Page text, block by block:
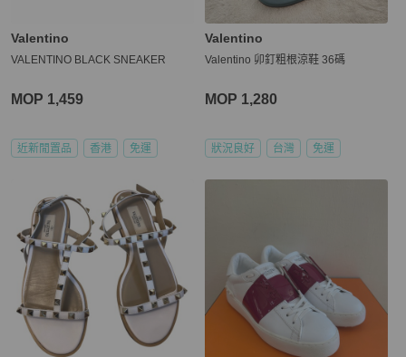
Valentino
VALENTINO BLACK SNEAKER
MOP 1,459
近新閒置品 香港 免運
Valentino
Valentino 卯釘粗根涼鞋 36碼
MOP 1,280
狀況良好 台灣 免運